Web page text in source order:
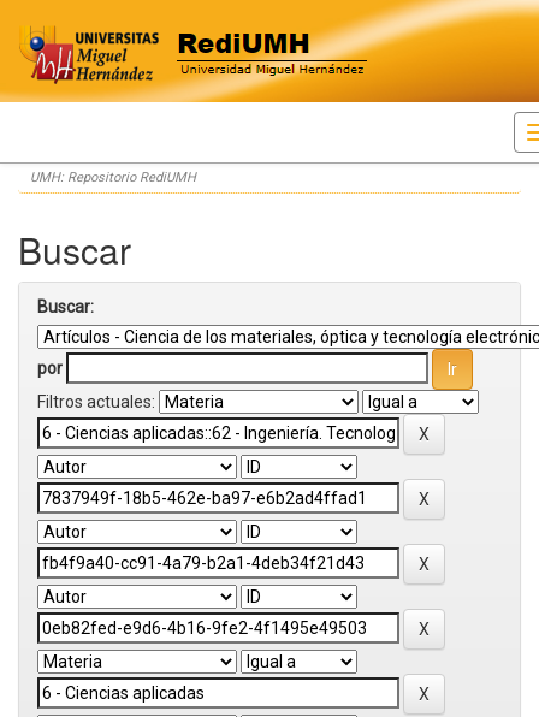
Skip
navigation
UMH: Repositorio RediUMH
Buscar
Buscar:
por
Filtros actuales: